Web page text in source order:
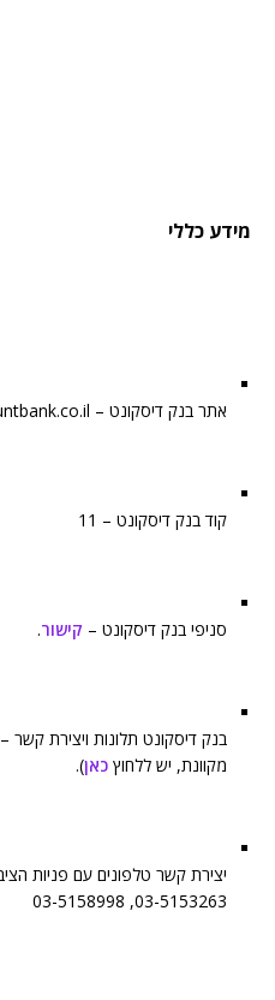
מידע כללי
אתר בנק דיסקונט – https://www.discountbank.co.il
קוד בנק דיסקונט – 11
סניפי בנק דיסקונט – קישור.
בנק דיסקונט תלונות ויצירת קשר –
מקוונת, יש ללחוץ כאן).
03-5153263, 03-5158998